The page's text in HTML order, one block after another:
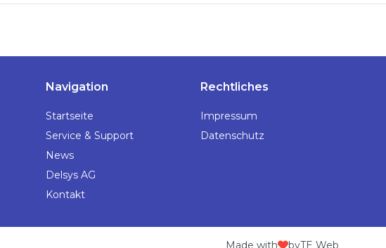
Navigation
Startseite
Service & Support
News
Delsys AG
Kontakt
Rechtliches
Impressum
Datenschutz
Made with byTE Web